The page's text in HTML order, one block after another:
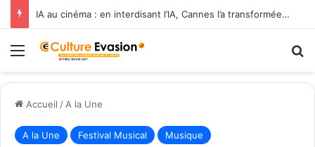
IA au cinéma : en interdisant l’IA, Cannes l’a transformée en label de luxe
Menu
Accueil / A la Une
A la Une Festival Musical Musique